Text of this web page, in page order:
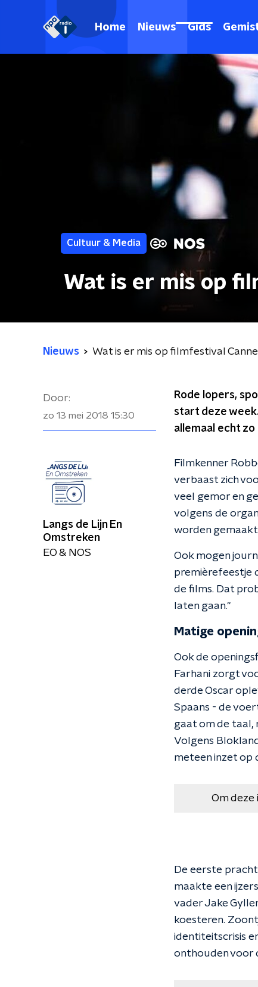
Home Nieuws Gids
Cultuur & Media
Wat is er mis op
Nieuws Wat is er mis op filmfestival
Door:
zo 13 mei 2018 15:30
Rode lopers,
start deze
allemaal echt zo
Filmkenner
verbaast zich
veel gemor en
volgens de
worden
Ook mogen
premièrefeestje
de films. Dat
laten gaan."
Matige
Ook de
Farhani zorgt
derde Oscar
Spaans - de
gaat om de taal,
Volgens
meteen inzet op
Om
De eerste
maakte een
vader Jake
koesteren.
identiteitscrisis
onthouden voor
Langs de Lijn En
Omstreken
EO & NOS